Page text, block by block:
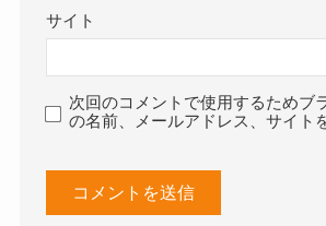
サイト
次回のコメントで使用するためブ
の名前、メールアドレス、サイト